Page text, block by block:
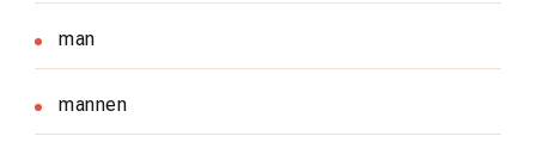
man
mannen